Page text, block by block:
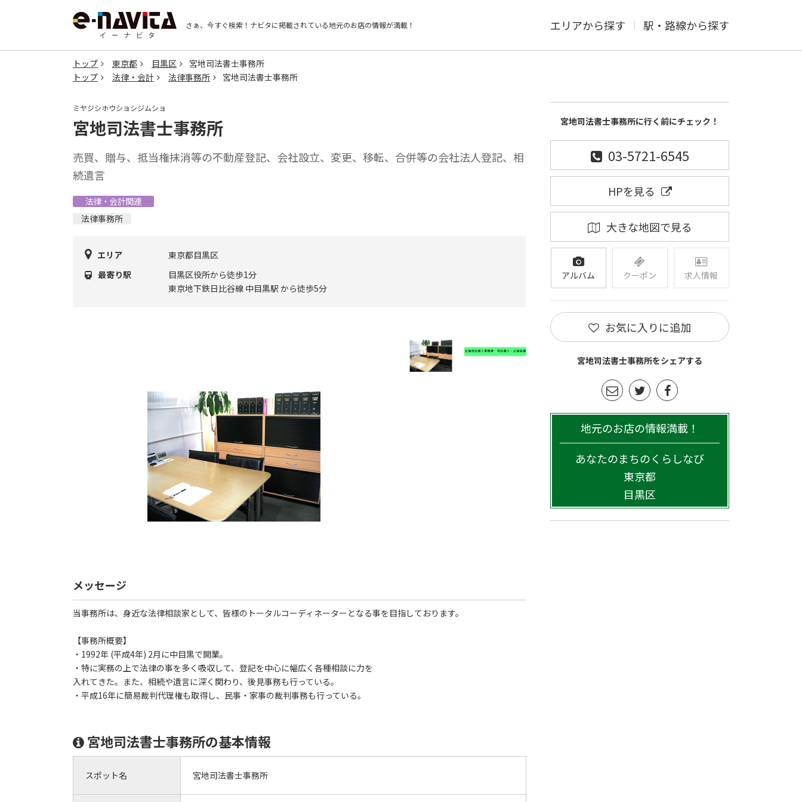
さぁ、今すぐ検索！ ナビタに掲載されている地元のお店の情報が満載！ エリアから探す 駅・路線から探す
トップ 東京都 目黒区
宮地司法書士事務所
トップ
法律・会計 法律事務所 宮地司法書士事務所
ミヤジシホウショシジムショ
宮地司法書士事務所
売買、贈与、抵当権抹消等の不動産登記、会社設立、変更、移転、合併等の会社法人登記、相
続遺言
法律・会計関連
法律事務所
エリア
東京都目黒区
最寄り駅
目黒区役所から徒歩1分
東京地下鉄日比谷線 中目黒駅 から徒歩5分
メッセージ
当事務所は、身近な法律相談家として、皆様のトータルコーディネーターとなる事を目指しております。
【事務所概要】
・1992年 (平成4年) 2月に中目黒で開業。
・特に実務の上で法律の事を多く吸収して、登記を中心に幅広く各種相談に力を
入れてきた。また、相続や遺言に深く関わり、後見事務も行っている。
・平成16年に簡易裁判代理権も取得し、民事・家事の裁判事務も行っている。
宮地司法書士事務所の基本情報
スポット名 宮地司法書士事務所
宮地司法書士事務所に行く前にチェック！
03-5721-6545
HPを見る
大きな地図で見る
アルバム クーポン 求人情報
お気に入りに追加
宮地司法書士事務所をシェアする
地元のお店の情報満載！
あなたのまちのくらしなび
東京都
目黒区